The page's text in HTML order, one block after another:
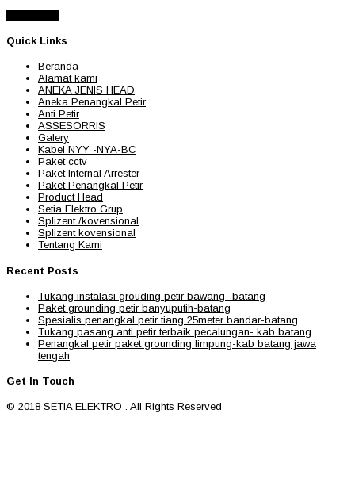
Quick Links
Beranda
Alamat kami
ANEKA JENIS HEAD
Aneka Penangkal Petir
Anti Petir
ASSESORRIS
Galery
Kabel NYY -NYA-BC
Paket cctv
Paket Internal Arrester
Paket Penangkal Petir
Product Head
Setia Elektro Grup
Splizent /kovensional
Splizent kovensional
Tentang Kami
Recent Posts
Tukang instalasi grouding petir bawang- batang
Paket grounding petir banyuputih-batang
Spesialis penangkal petir tiang 25meter bandar-batang
Tukang pasang anti petir terbaik pecalungan- kab batang
Penangkal petir paket grounding limpung-kab batang jawa
tengah
Get In Touch
© 2018 SETIA ELEKTRO . All Rights Reserved